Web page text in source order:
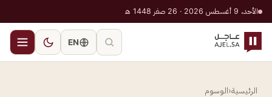
الأحد، 9 أغسطس 2026 · 26 صفر 1448 هـ
EN
الرئيسية‹الوسوم